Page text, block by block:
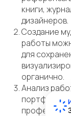
книги,
дизайнеров.
Создание
работы
для
органично.
Анализ
портфолио